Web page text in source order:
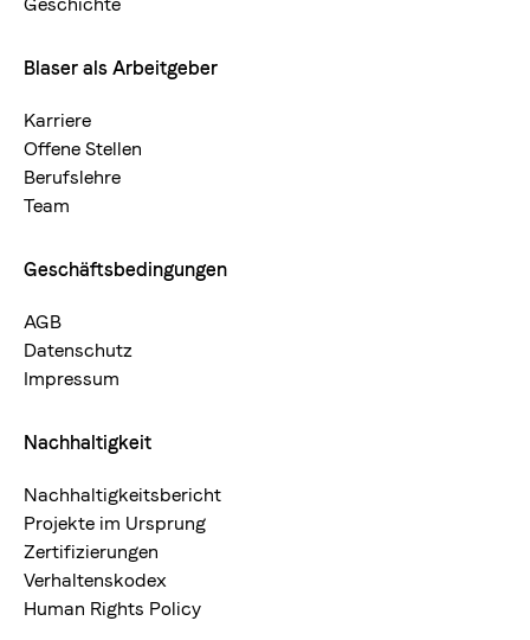
Blaser als Arbeitgeber
Karriere
Offene Stellen
Berufslehre
Team
Geschäftsbedingungen
AGB
Datenschutz
Impressum
Nachhaltigkeit
Nachhaltigkeitsbericht
Projekte im Ursprung
Zertifizierungen
Verhaltenskodex
Human Rights Policy